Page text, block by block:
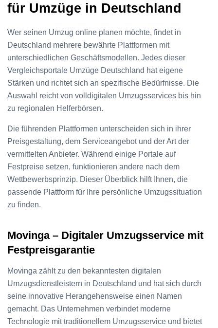
für Umzüge in Deutschland
Wer seinen Umzug online planen möchte, findet in
Deutschland mehrere bewährte Plattformen mit
unterschiedlichen Geschäftsmodellen. Jedes dieser
Vergleichsportale Umzüge Deutschland hat eigene
Stärken und richtet sich an spezifische Bedürfnisse. Die
Auswahl reicht von volldigitalen Umzugsservices bis hin
zu regionalen Helferbörsen.
Die führenden Plattformen unterscheiden sich in ihrer
Preisgestaltung, dem Serviceangebot und der Art der
vermittelten Anbieter. Während einige Portale auf
Festpreise setzen, funktionieren andere nach dem
Wettbewerbsprinzip. Dieser Überblick hilft Ihnen, die
passende Plattform für Ihre persönliche Umzugssituation
zu finden.
Movinga – Digitaler Umzugsservice mit
Festpreisgarantie
Movinga zählt zu den bekanntesten digitalen
Umzugsdienstleistern in Deutschland und hat sich durch
seine innovative Herangehensweise einen Namen
gemacht. Das Unternehmen verbindet moderne
Technologie mit traditionellem Umzugsservice und bietet